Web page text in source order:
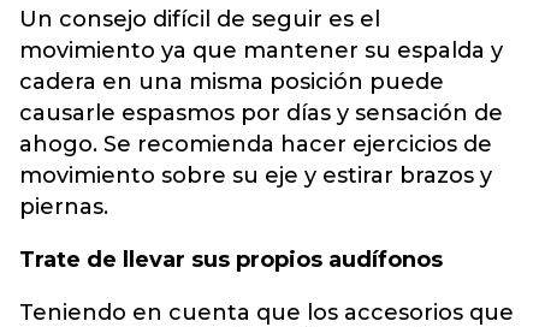
Un consejo difícil de seguir es el
movimiento ya que mantener su espalda y
cadera en una misma posición puede
causarle espasmos por días y sensación de
ahogo. Se recomienda hacer ejercicios de
movimiento sobre su eje y estirar brazos y
piernas.
Trate de llevar sus propios audífonos
Teniendo en cuenta que los accesorios que